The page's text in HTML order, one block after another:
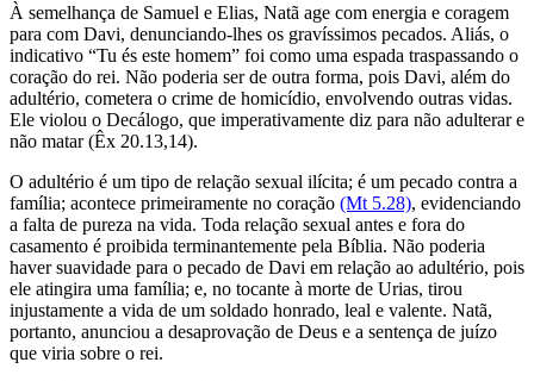
À semelhança de Samuel e Elias, Natã age com energia e coragem
para com Davi, denunciando-lhes os gravíssimos pecados. Aliás, o
indicativo “Tu és este homem” foi como uma espada traspassando o
coração do rei. Não poderia ser de outra forma, pois Davi, além do
adultério, cometera o crime de homicídio, envolvendo outras vidas.
Ele violou o Decálogo, que imperativamente diz para não adulterar e
não matar (Êx 20.13,14).
O adultério é um tipo de relação sexual ilícita; é um pecado contra a
família; acontece primeiramente no coração (Mt 5.28), evidenciando
a falta de pureza na vida. Toda relação sexual antes e fora do
casamento é proibida terminantemente pela Bíblia. Não poderia
haver suavidade para o pecado de Davi em relação ao adultério, pois
ele atingira uma família; e, no tocante à morte de Urias, tirou
injustamente a vida de um soldado honrado, leal e valente. Natã,
portanto, anunciou a desaprovação de Deus e a sentença de juízo
que viria sobre o rei.